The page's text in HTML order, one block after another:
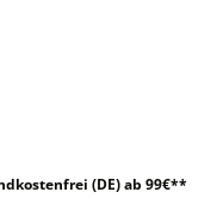
(DE) ab 99€**